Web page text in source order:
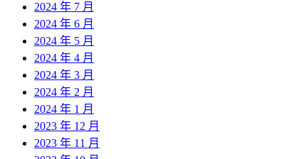
2024 年 7 月
2024 年 6 月
2024 年 5 月
2024 年 4 月
2024 年 3 月
2024 年 2 月
2024 年 1 月
2023 年 12 月
2023 年 11 月